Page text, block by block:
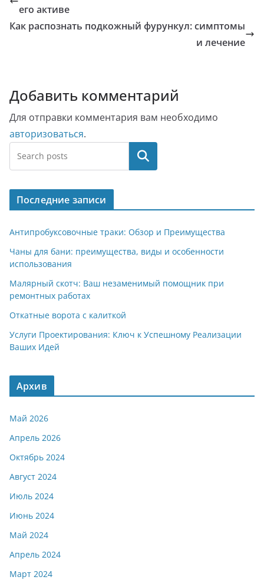
его активе
Как распознать подкожный фурункул: симптомы
и лечение
Добавить комментарий
Для отправки комментария вам необходимо
авторизоваться.
Поиск
Последние записи
Антипробуксовочные траки: Обзор и Преимущества
Чаны для бани: преимущества, виды и особенности
использования
Малярный скотч: Ваш незаменимый помощник при
ремонтных работах
Откатные ворота с калиткой
Услуги Проектирования: Ключ к Успешному Реализации
Ваших Идей
Архив
Май 2026
Апрель 2026
Октябрь 2024
Август 2024
Июль 2024
Июнь 2024
Май 2024
Апрель 2024
Март 2024